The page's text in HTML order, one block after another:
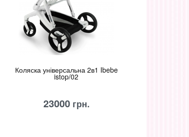
Коляска універсальна 2в1 Ibebe
istop/02
23000грн.